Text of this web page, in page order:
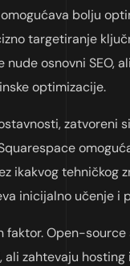
bolju
targetiranje
osnovni SEO,
optimizacije.
zatvoreni
ikakvog tehničkog
inicijalno učenje i
faktor. Open-source
ali zahtevaju hosting